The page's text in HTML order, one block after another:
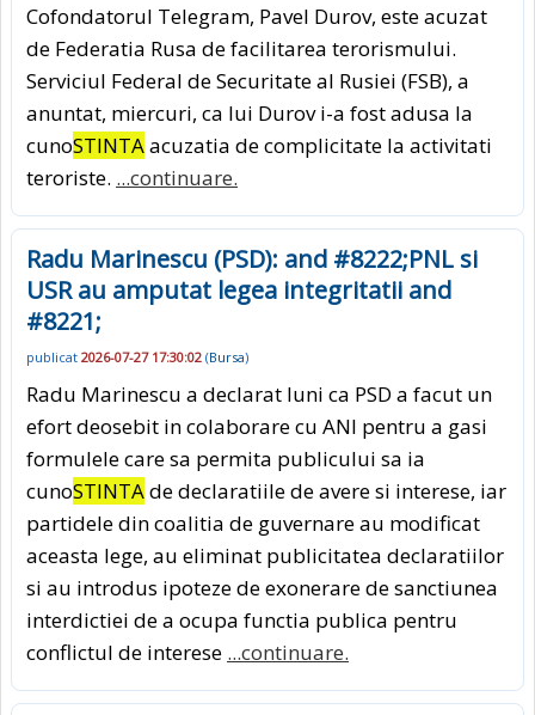
Cofondatorul Telegram, Pavel Durov, este acuzat
de Federatia Rusa de facilitarea terorismului.
Serviciul Federal de Securitate al Rusiei (FSB), a
anuntat, miercuri, ca lui Durov i-a fost adusa la
cunoSTINTAacuzatia de complicitate la activitati
teroriste. ...continuare.
Radu Marinescu (PSD): and #8222;PNL si
USR au amputat legea integritatii and
#8221;
publicat 2026-07-27 17:30:02 (Bursa)
Radu Marinescu a declarat luni ca PSD a facut un
efort deosebit in colaborare cu ANI pentru a gasi
formulele care sa permita publicului sa ia
cunoSTINTAde declaratiile de avere si interese, iar
partidele din coalitia de guvernare au modificat
aceasta lege, au eliminat publicitatea declaratiilor
si au introdus ipoteze de exonerare de sanctiunea
interdictiei de a ocupa functia publica pentru
conflictul de interese ...continuare.